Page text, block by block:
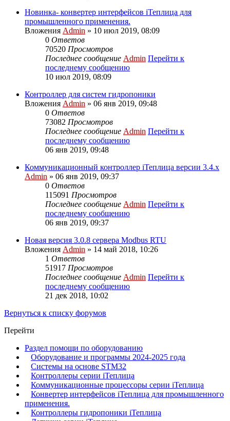
Новинка- конвертер интерфейсов iТеплица для
промышленного применения.
Вложения Admin » 10 июл 2019, 08:09
0 Ответов
70520 Просмотров
Последнее сообщение Admin Перейти к
последнему сообщению
10 июл 2019, 08:09
Контроллер для систем гидропоники
Вложения Admin » 06 янв 2019, 09:48
0 Ответов
73082 Просмотров
Последнее сообщение Admin Перейти к
последнему сообщению
06 янв 2019, 09:48
Коммуникационный контроллер iТеплица версии 3.4.х
Admin » 06 янв 2019, 09:37
0 Ответов
115091 Просмотров
Последнее сообщение Admin Перейти к
последнему сообщению
06 янв 2019, 09:37
Новая версия 3.0.8 сервера Modbus RTU
Вложения Admin » 14 май 2018, 10:26
1 Ответов
51917 Просмотров
Последнее сообщение Admin Перейти к
последнему сообщению
21 дек 2018, 10:02
Вернуться к списку форумов
Перейти
Раздел помощи по оборудованию
Оборудование и программы 2024-2025 года
Системы на основе STM32
Контроллеры серии iТеплица
Коммуникационные процессоры серии iТеплица
Конвертер интерфейсов iТеплица для промышленного
применения.
Контроллеры гидропоники iТеплица